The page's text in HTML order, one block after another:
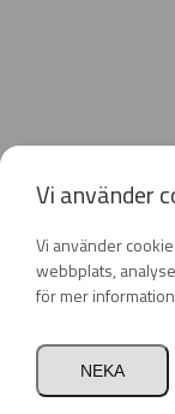
inkl. moms
Vi använder
Vi använder
webbplats,
för mer
NEKA